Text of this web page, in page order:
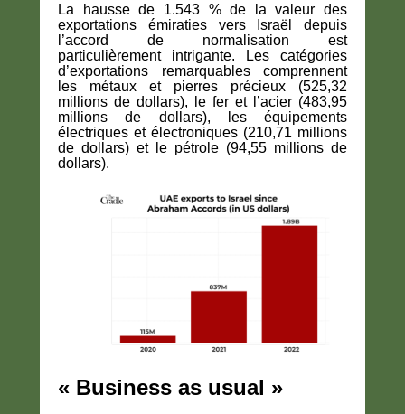
La hausse de 1.543 % de la valeur des
exportations émiraties vers Israël depuis
l’accord de normalisation est
particulièrement intrigante. Les catégories
d’exportations remarquables comprennent
les métaux et pierres précieux (525,32
millions de dollars), le fer et l’acier (483,95
millions de dollars), les équipements
électriques et électroniques (210,71 millions
de dollars) et le pétrole (94,55 millions de
dollars).
« Business as usual »